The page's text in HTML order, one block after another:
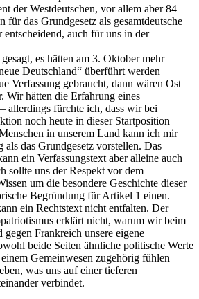
der Westdeutschen, vor allem aber 84
für das Grundgesetz als gesamtdeutsche
entscheidend, auch für uns in der
es hätten am 3. Oktober mehr
Deutschland“ überführt werden
Verfassung gebraucht, dann wären Ost
Wir hätten die Erfahrung eines
allerdings fürchte ich, dass wir bei
noch heute in dieser Startposition
in unserem Land kann ich mir
als das Grundgesetz vorstellen. Das
ein Verfassungstext aber alleine auch
sollte uns der Respekt vor dem
um die besondere Geschichte dieser
Begründung für Artikel 1 einen.
ein Rechtstext nicht entfalten. Der
erklärt nicht, warum wir beim
Frankreich unsere eigene
beide Seiten ähnliche politische Werte
Gemeinwesen zugehörig fühlen
was uns auf einer tieferen
verbindet.